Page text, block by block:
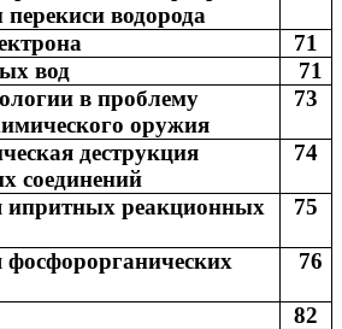
водорода
71
вод
71
в проблему
оружия
73
деструкция
соединений
74
ипритных реакционных
75
фосфорорганических
76
82